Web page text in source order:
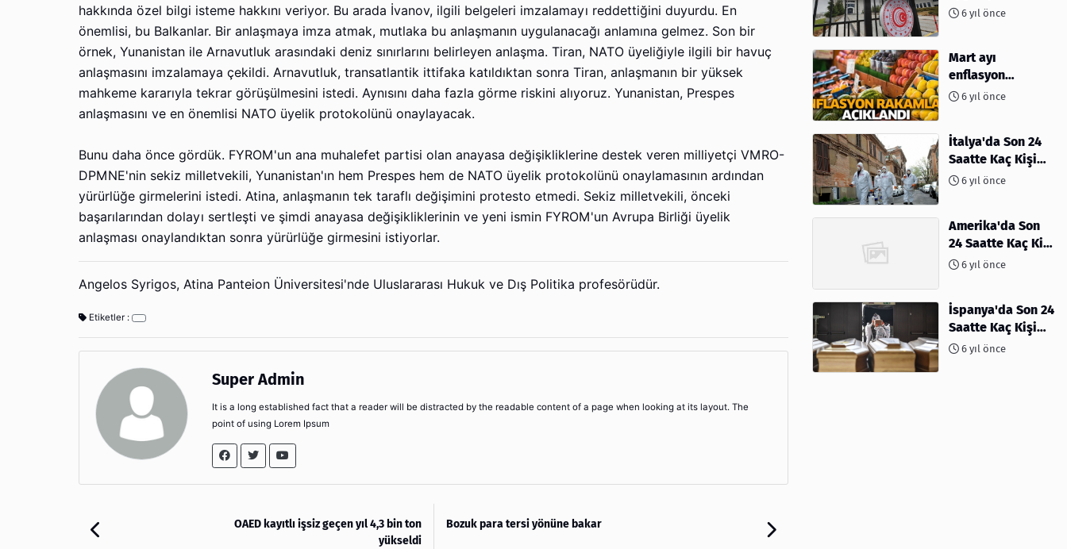
hakkında özel bilgi isteme hakkını veriyor. Bu arada İvanov, ilgili belgeleri imzalamayı reddettiğini duyurdu. En
önemlisi, bu Balkanlar. Bir anlaşmaya imza atmak, mutlaka bu anlaşmanın uygulanacağı anlamına gelmez. Son bir
örnek, Yunanistan ile Arnavutluk arasındaki deniz sınırlarını belirleyen anlaşma. Tiran, NATO üyeliğiyle ilgili bir havuç
anlaşmasını imzalamaya çekildi. Arnavutluk, transatlantik ittifaka katıldıktan sonra Tiran, anlaşmanın bir yüksek
mahkeme kararıyla tekrar görüşülmesini istedi. Aynısını daha fazla görme riskini alıyoruz. Yunanistan, Prespes
anlaşmasını ve en önemlisi NATO üyelik protokolünü onaylayacak.
Bunu daha önce gördük. FYROM'un ana muhalefet partisi olan anayasa değişikliklerine destek veren milliyetçi VMRO-
DPMNE'nin sekiz milletvekili, Yunanistan'ın hem Prespes hem de NATO üyelik protokolünü onaylamasının ardından
yürürlüğe girmelerini istedi. Atina, anlaşmanın tek taraflı değişimini protesto etmedi. Sekiz milletvekili, önceki
başarılarından dolayı sertleşti ve şimdi anayasa değişikliklerinin ve yeni ismin FYROM'un Avrupa Birliği üyelik
anlaşması onaylandıktan sonra yürürlüğe girmesini istiyorlar.
Angelos Syrigos, Atina Panteion Üniversitesi'nde Uluslararası Hukuk ve Dış Politika profesörüdür.
Etiketler :
Super Admin
It is a long established fact that a reader will be distracted by the readable content of a page when looking at its layout. The
point of using Lorem Ipsum
OAED kayıtlı işsiz geçen yıl 4,3 bin ton
yükseldi
Bozuk para tersi yönüne bakar
firmalar açıklandı
6 yıl önce
Mart ayı
enflasyon
rakamları
6 yıl önce
İtalya'da Son 24
Saatte Kaç Kişi
Öldü6 yıl önce
Amerika'da Son
24 Saatte Kaç Kişi
Öldü - 06 Nisan
6 yıl önce
İspanya'da Son 24
Saatte Kaç Kişi
Öldü6 yıl önce